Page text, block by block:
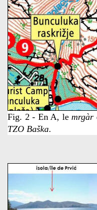
Fig. 2 - En A, le mrgàr
TZO Baška.